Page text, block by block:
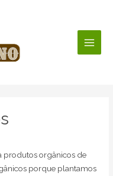
Main
produtos orgânicos de
porque plantamos